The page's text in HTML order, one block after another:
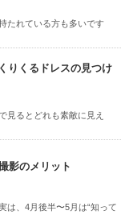
の撮影
撮影
家族・友人と撮影
・着物
たれている方も多いです
りくるドレスの見つけ
見るとどれも素敵に見え
影のメリット
は、4月後半〜5月は“知って